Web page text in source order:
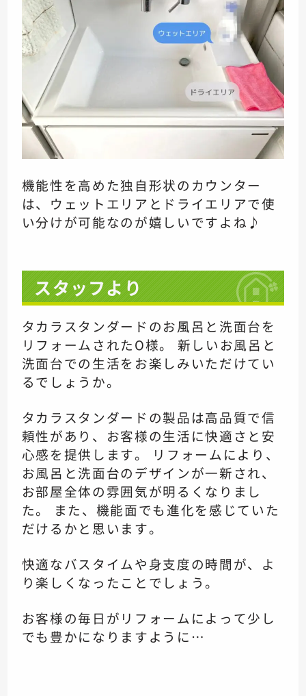
機能性を高めた独自形状のカウンター
は、ウェットエリアとドライエリアで使
い分けが可能なのが嬉しいですよね♪
スタッフより
タカラスタンダードのお風呂と洗面台を
リフォームされたO様。 新しいお風呂と
洗面台での生活をお楽しみいただけてい
るでしょうか。
タカラスタンダードの製品は高品質で信
頼性があり、お客様の生活に快適さと安
心感を提供します。 リフォームにより、
お風呂と洗面台のデザインが一新され、
お部屋全体の雰囲気が明るくなりまし
た。 また、機能面でも進化を感じていた
だけるかと思います。
快適なバスタイムや身支度の時間が、よ
り楽しくなったことでしょう。
お客様の毎日がリフォームによって少し
でも豊かになりますように…